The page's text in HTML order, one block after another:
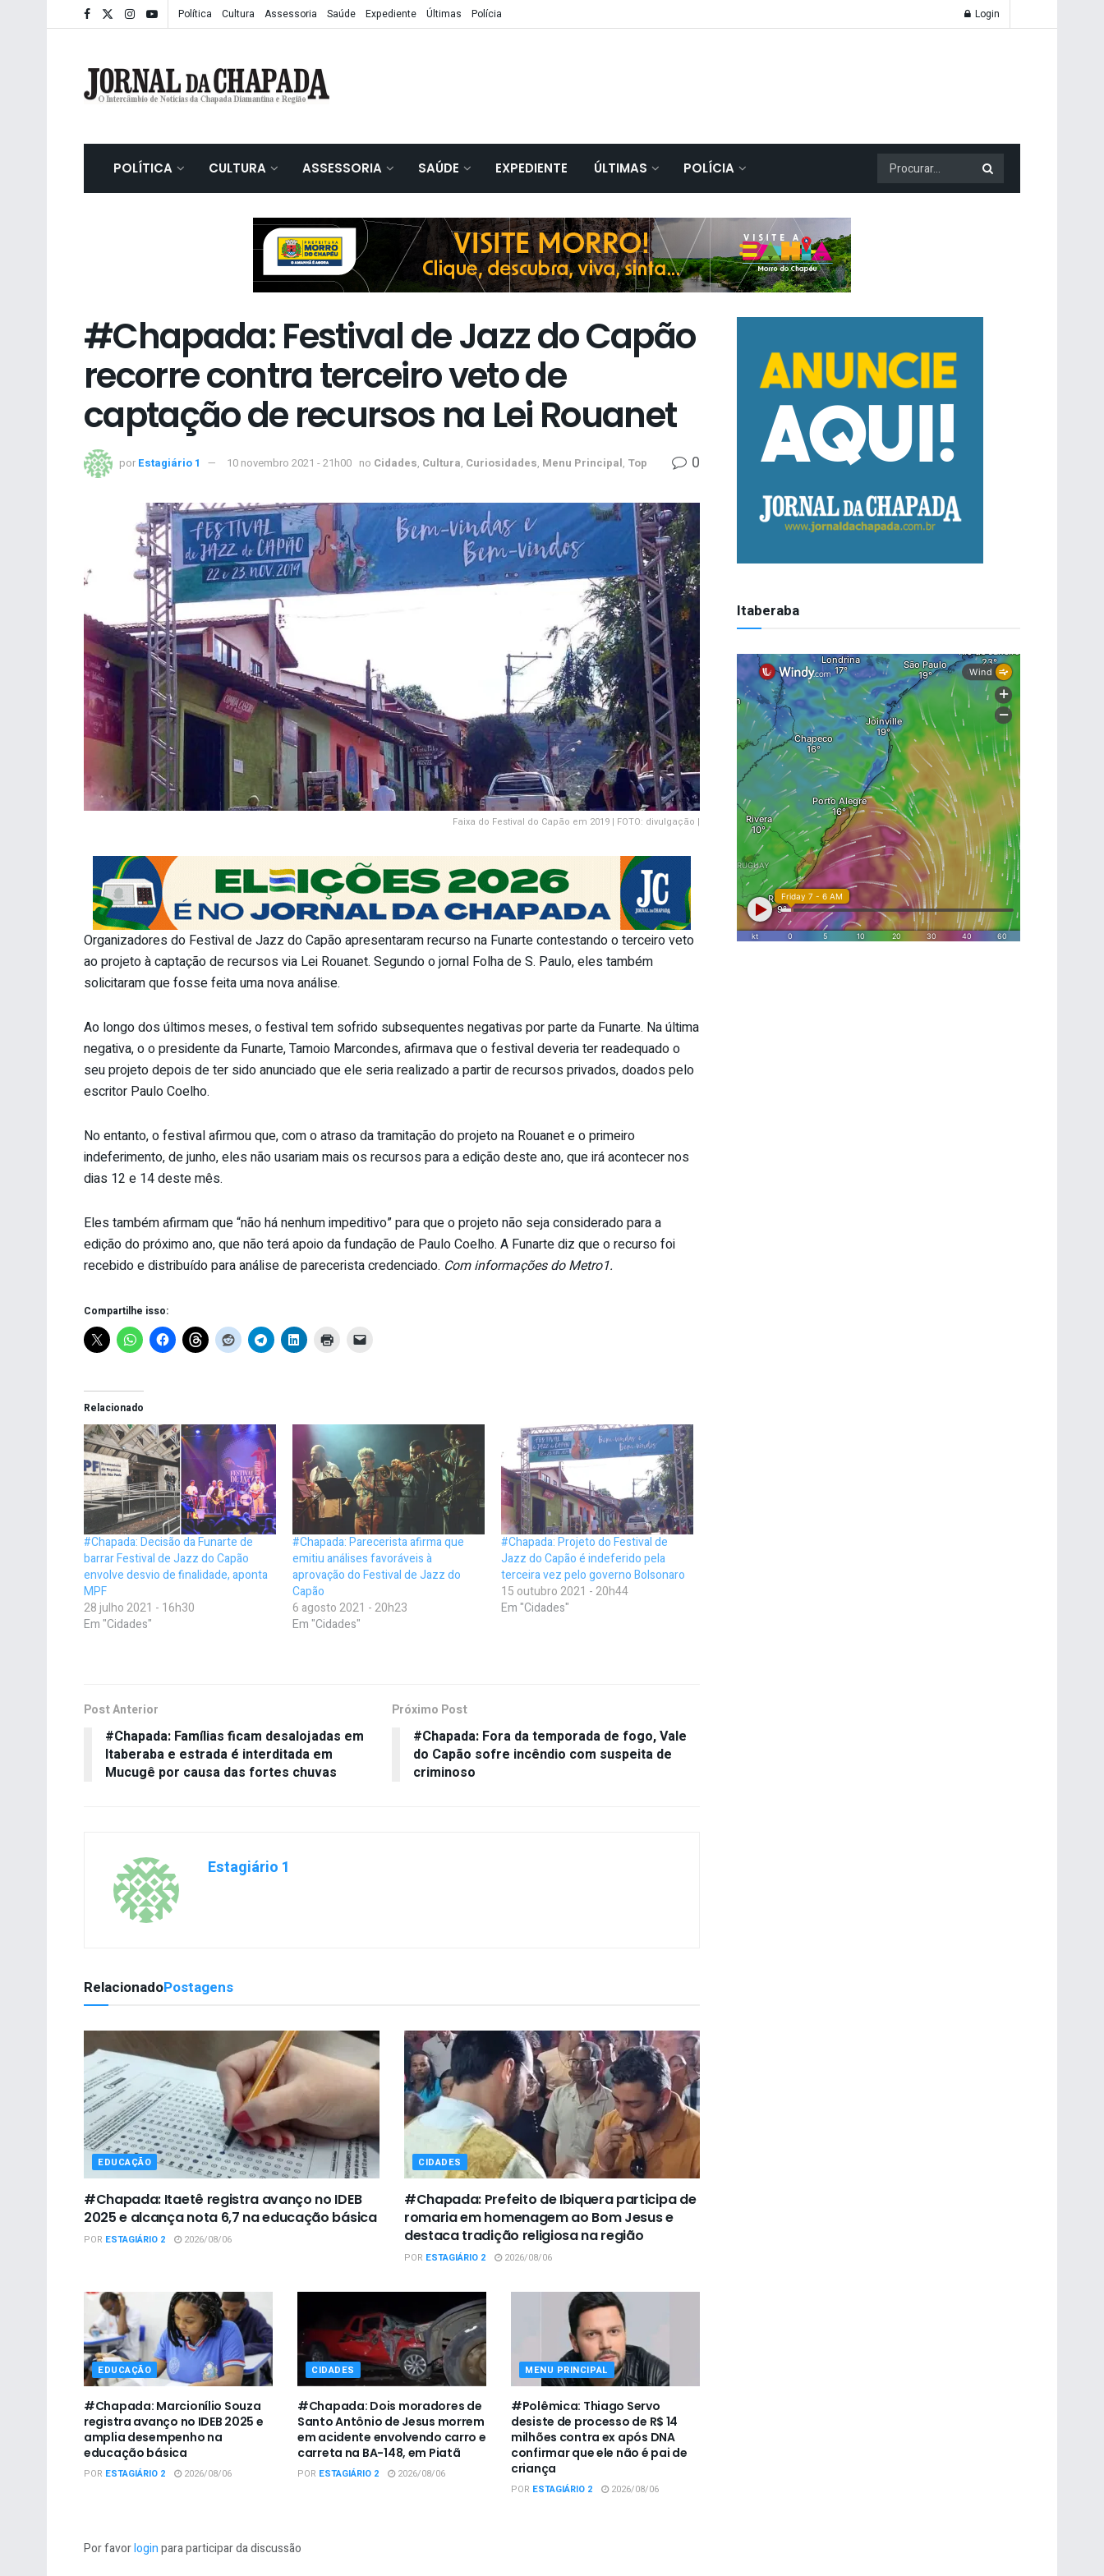
Política Cultura Assessoria Saúde Expediente Últimas Polícia Login
POLÍTICA CULTURA ASSESSORIA SAÚDE EXPEDIENTE ÚLTIMAS POLÍCIA
#Chapada: Festival de Jazz do Capão
recorre contra terceiro veto de
captação de recursos na Lei Rouanet
por Estagiário 1 10 novembro 2021 - 21h00 no Cidades, Cultura, Curiosidades, Menu Principal, Top 0
Faixa do Festival do Capão em 2019 | FOTO: divulgação |
Organizadores do Festival de Jazz do Capão apresentaram recurso na Funarte contestando o terceiro veto
ao projeto à captação de recursos via Lei Rouanet. Segundo o jornal Folha de S. Paulo, eles também
solicitaram que fosse feita uma nova análise.
Ao longo dos últimos meses, o festival tem sofrido subsequentes negativas por parte da Funarte. Na última
negativa, o o presidente da Funarte, Tamoio Marcondes, afirmava que o festival deveria ter readequado o
seu projeto depois de ter sido anunciado que ele seria realizado a partir de recursos privados, doados pelo
escritor Paulo Coelho.
No entanto, o festival afirmou que, com o atraso da tramitação do projeto na Rouanet e o primeiro
indeferimento, de junho, eles não usariam mais os recursos para a edição deste ano, que irá acontecer nos
dias 12 e 14 deste mês.
Eles também afirmam que “não há nenhum impeditivo” para que o projeto não seja considerado para a
edição do próximo ano, que não terá apoio da fundação de Paulo Coelho. A Funarte diz que o recurso foi
recebido e distribuído para análise de parecerista credenciado. Com informações do Metro1.
Compartilhe isso:
Relacionado
#Chapada: Decisão da Funarte de
barrar Festival de Jazz do Capão
envolve desvio de finalidade, aponta
MPF
28 julho 2021 - 16h30
Em "Cidades"
#Chapada: Parecerista afirma que
emitiu análises favoráveis à
aprovação do Festival de Jazz do
Capão
6 agosto 2021 - 20h23
Em "Cidades"
#Chapada: Projeto do Festival de
Jazz do Capão é indeferido pela
terceira vez pelo governo Bolsonaro
15 outubro 2021 - 20h44
Em "Cidades"
Post Anterior
#Chapada: Famílias ficam desalojadas em
Itaberaba e estrada é interditada em
Mucugê por causa das fortes chuvas
Próximo Post
#Chapada: Fora da temporada de fogo, Vale
do Capão sofre incêndio com suspeita de
criminoso
Estagiário 1
RelacionadoPostagens
EDUCAÇÃO
#Chapada: Itaetê registra avanço no IDEB
2025 e alcança nota 6,7 na educação básica
POR ESTAGIÁRIO 2 2026/08/06
CIDADES
#Chapada: Prefeito de Ibiquera participa de
romaria em homenagem ao Bom Jesus e
destaca tradição religiosa na região
POR ESTAGIÁRIO 2 2026/08/06
EDUCAÇÃO
#Chapada: Marcionílio Souza
registra avanço no IDEB 2025 e
amplia desempenho na
educação básica
POR ESTAGIÁRIO 2 2026/08/06
CIDADES
#Chapada: Dois moradores de
Santo Antônio de Jesus morrem
em acidente envolvendo carro e
carreta na BA-148, em Piatã
POR ESTAGIÁRIO 2 2026/08/06
MENU PRINCIPAL
#Polêmica: Thiago Servo
desiste de processo de R$ 14
milhões contra ex após DNA
confirmar que ele não é pai de
criança
POR ESTAGIÁRIO 2 2026/08/06
Por favorloginpara participar da discussão
Itaberaba